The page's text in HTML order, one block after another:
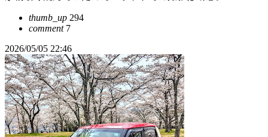
thumb_up 294
comment7
2026/05/05 22:46